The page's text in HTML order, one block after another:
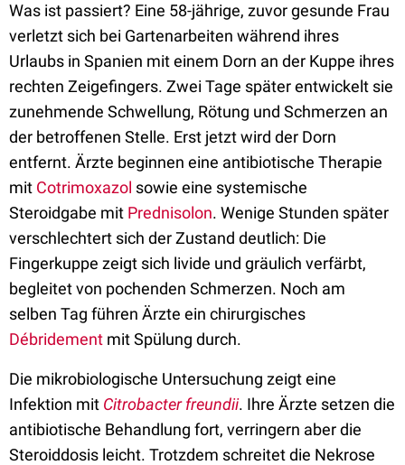
Was ist passiert? Eine 58-jährige, zuvor gesunde Frau
verletzt sich bei Gartenarbeiten während ihres
Urlaubs in Spanien mit einem Dorn an der Kuppe ihres
rechten Zeigefingers. Zwei Tage später entwickelt sie
zunehmende Schwellung, Rötung und Schmerzen an
der betroffenen Stelle. Erst jetzt wird der Dorn
entfernt. Ärzte beginnen eine antibiotische Therapie
mit Cotrimoxazol sowie eine systemische
Steroidgabe mit Prednisolon. Wenige Stunden später
verschlechtert sich der Zustand deutlich: Die
Fingerkuppe zeigt sich livide und gräulich verfärbt,
begleitet von pochenden Schmerzen. Noch am
selben Tag führen Ärzte ein chirurgisches
Débridement mit Spülung durch.
Die mikrobiologische Untersuchung zeigt eine
Infektion mit Citrobacter freundii. Ihre Ärzte setzen die
antibiotische Behandlung fort, verringern aber die
Steroiddosis leicht. Trotzdem schreitet die Nekrose